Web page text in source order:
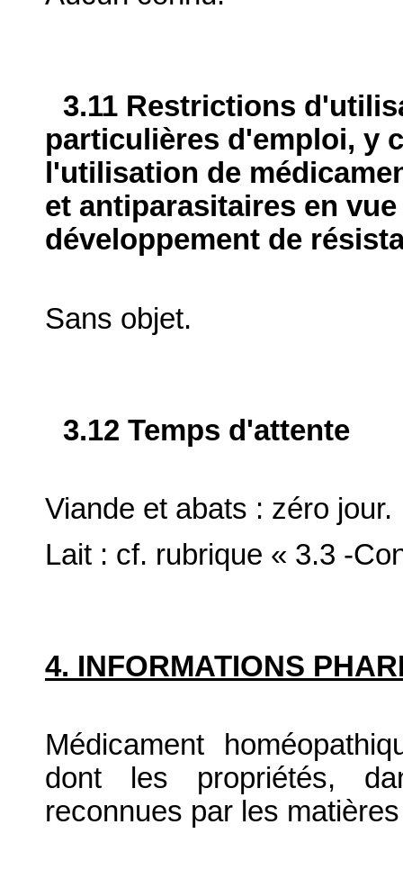
3.11 Restrictions
particulières d'emploi, y
l'utilisation de
et antiparasitaires en
développement de
Sans objet.
3.12 Temps d'attente
Viande et abats : zéro jour.
Lait : cf. rubrique « 3.3 -
4. INFORMATIONS
Médicament
dont les propriétés,
reconnues par les